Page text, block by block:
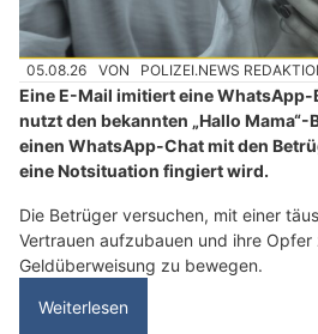
05.08.26 VON POLIZEI.NEWS
Eine E-Mail imitiert eine
nutzt den bekannten „Hallo
einen WhatsApp-Chat mit den
eine Notsituation fingiert wird.
Die Betrüger versuchen, mit einer
Vertrauen aufzubauen und ihre Opfer
Geldüberweisung zu bewegen.
Weiterlesen